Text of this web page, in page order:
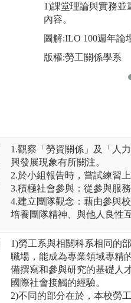
1)課堂理論與實務
內容。
圖解:ILO 100週年論
版權:勞工關係學系
1.觀察「勞資關係」及「人
興發展現象有所關注。
2.於小組報告時，嘗試練習
3.積極社會參與：從參與服
4.建立團隊觀念：藉由參與
培養團隊精神、與他人良性
1)勞工系與相關科系相同的
職場，能成為專業領域專精
備撰寫和參與研究的基礎人
國際社會接觸的經驗。
2)不同的部分在於，本校勞